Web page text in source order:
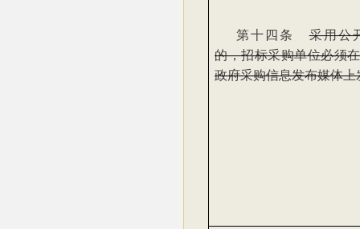
第十四条采用公
的，招标采购单位必须
政府采购信息发布媒体